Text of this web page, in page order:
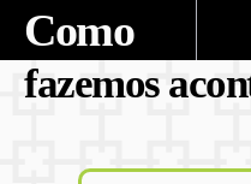
Como
fazemos